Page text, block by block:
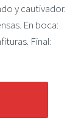
y cautivador.
En boca:
Final: